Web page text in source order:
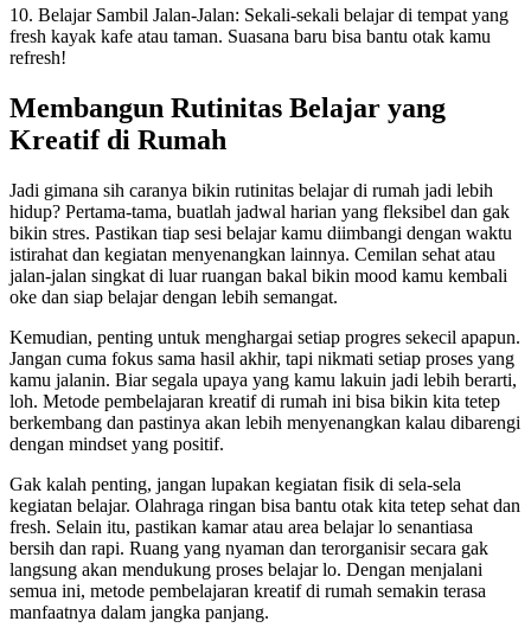
10. Belajar Sambil Jalan-Jalan: Sekali-sekali belajar di tempat yang
fresh kayak kafe atau taman. Suasana baru bisa bantu otak kamu
refresh!
Membangun Rutinitas Belajar yang
Kreatif di Rumah
Jadi gimana sih caranya bikin rutinitas belajar di rumah jadi lebih
hidup? Pertama-tama, buatlah jadwal harian yang fleksibel dan gak
bikin stres. Pastikan tiap sesi belajar kamu diimbangi dengan waktu
istirahat dan kegiatan menyenangkan lainnya. Cemilan sehat atau
jalan-jalan singkat di luar ruangan bakal bikin mood kamu kembali
oke dan siap belajar dengan lebih semangat.
Kemudian, penting untuk menghargai setiap progres sekecil apapun.
Jangan cuma fokus sama hasil akhir, tapi nikmati setiap proses yang
kamu jalanin. Biar segala upaya yang kamu lakuin jadi lebih berarti,
loh. Metode pembelajaran kreatif di rumah ini bisa bikin kita tetep
berkembang dan pastinya akan lebih menyenangkan kalau dibarengi
dengan mindset yang positif.
Gak kalah penting, jangan lupakan kegiatan fisik di sela-sela
kegiatan belajar. Olahraga ringan bisa bantu otak kita tetep sehat dan
fresh. Selain itu, pastikan kamar atau area belajar lo senantiasa
bersih dan rapi. Ruang yang nyaman dan terorganisir secara gak
langsung akan mendukung proses belajar lo. Dengan menjalani
semua ini, metode pembelajaran kreatif di rumah semakin terasa
manfaatnya dalam jangka panjang.